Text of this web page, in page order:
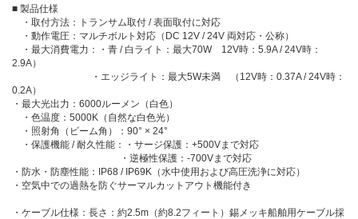
■ 製品仕様
・取付方法：トランサム取付 / 表面取付に対応
・動作電圧：マルチボルト対応（DC 12V / 24V 両対応・公称）
・最大消費電力：・青 / 白ライト：最大70W 12V時：5.9A / 24V時：
2.9A）
・エッジライト：最大5W未満 （12V時：0.37A / 24V時：
0.2A）
・最大光出力：6000ルーメン（白色）
・色温度：5000K（自然な白色光）
・照射角（ビーム角）：90° × 24°
・保護機能 / 耐久性能：・サージ保護：+500Vまで対応
・逆極性保護：-700Vまで対応
・防水・防塵性能：IP68 / IP69K（水中使用および高圧洗浄に対応）
・空気中での過熱を防ぐサーマルカットアウト機能付き
・ケーブル仕様：長さ：約2.5m（約8.2フィート）錫メッキ船舶用ケーブル採